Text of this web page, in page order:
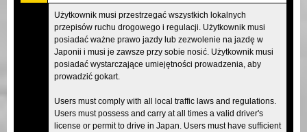
Użytkownik musi przestrzegać wszystkich lokalnych
przepisów ruchu drogowego i regulacji. Użytkownik musi
posiadać ważne prawo jazdy lub zezwolenie na jazdę w
Japonii i musi je zawsze przy sobie nosić. Użytkownik musi
posiadać wystarczające umiejętności prowadzenia, aby
prowadzić gokart.
Users must comply with all local traffic laws and regulations.
Users must possess and carry at all times a valid driver's
license or permit to drive in Japan. Users must have sufficient